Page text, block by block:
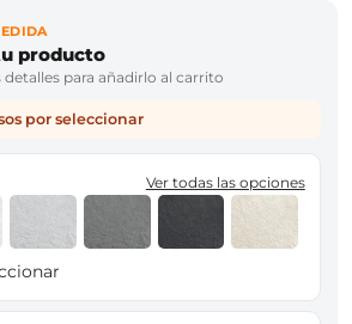
producto
detalles para añadirlo al carrito
por seleccionar
Ver todas las opciones